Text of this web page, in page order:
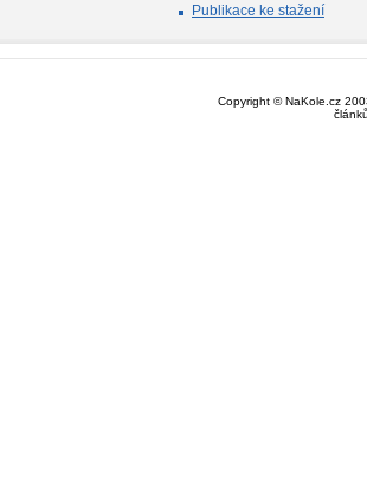
Publikace ke stažení
Copyright © NaKole.cz